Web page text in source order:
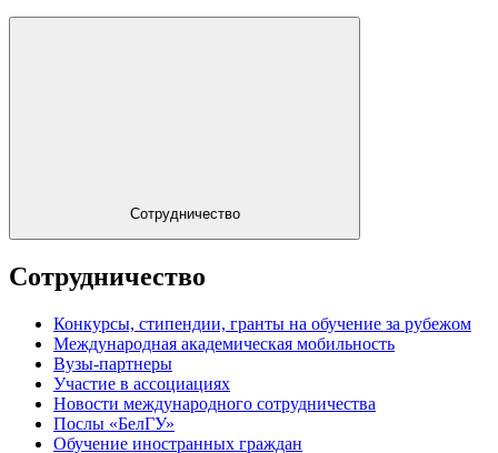
Сотрудничество
Сотрудничество
Конкурсы, стипендии, гранты на обучение за рубежом
Международная академическая мобильность
Вузы-партнеры
Участие в ассоциациях
Новости международного сотрудничества
Послы «БелГУ»
Обучение иностранных граждан